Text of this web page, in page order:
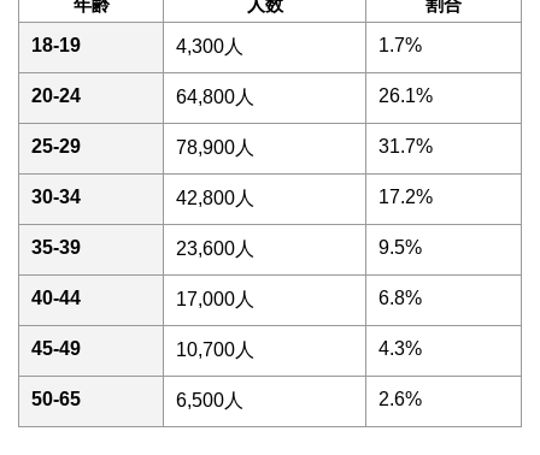
年齢 人数
割合
18-19
4,300人 1.7%
20-24 64,800人 26.1%
25-29 78,900人 31.7%
30-34 42,800人 17.2%
35-39 23,600人 9.5%
40-44 17,000人 6.8%
45-49 10,700人 4.3%
50-65 6,500人 2.6%